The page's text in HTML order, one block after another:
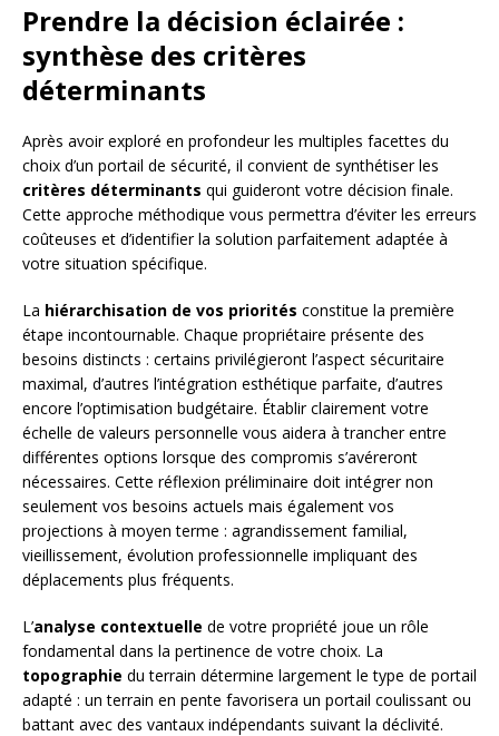
Prendre la décision éclairée :
synthèse des critères
déterminants
Après avoir exploré en profondeur les multiples facettes du
choix d’un portail de sécurité, il convient de synthétiser les
critères déterminants qui guideront votre décision finale.
Cette approche méthodique vous permettra d’éviter les erreurs
coûteuses et d’identifier la solution parfaitement adaptée à
votre situation spécifique.
La hiérarchisation de vos priorités constitue la première
étape incontournable. Chaque propriétaire présente des
besoins distincts : certains privilégieront l’aspect sécuritaire
maximal, d’autres l’intégration esthétique parfaite, d’autres
encore l’optimisation budgétaire. Établir clairement votre
échelle de valeurs personnelle vous aidera à trancher entre
différentes options lorsque des compromis s’avéreront
nécessaires. Cette réflexion préliminaire doit intégrer non
seulement vos besoins actuels mais également vos
projections à moyen terme : agrandissement familial,
vieillissement, évolution professionnelle impliquant des
déplacements plus fréquents.
L’analyse contextuelle de votre propriété joue un rôle
fondamental dans la pertinence de votre choix. La
topographie du terrain détermine largement le type de portail
adapté : un terrain en pente favorisera un portail coulissant ou
battant avec des vantaux indépendants suivant la déclivité.